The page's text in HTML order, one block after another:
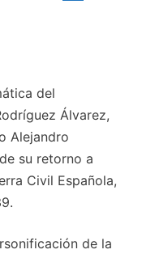
del
Álvarez,
Alejandro
su retorno a
Civil Española,
de la